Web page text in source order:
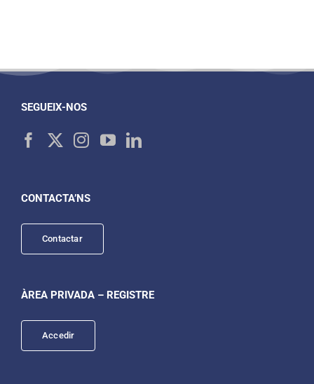
SEGUEIX-NOS
CONTACTA’NS
Contactar
ÀREA PRIVADA – REGISTRE
Accedir